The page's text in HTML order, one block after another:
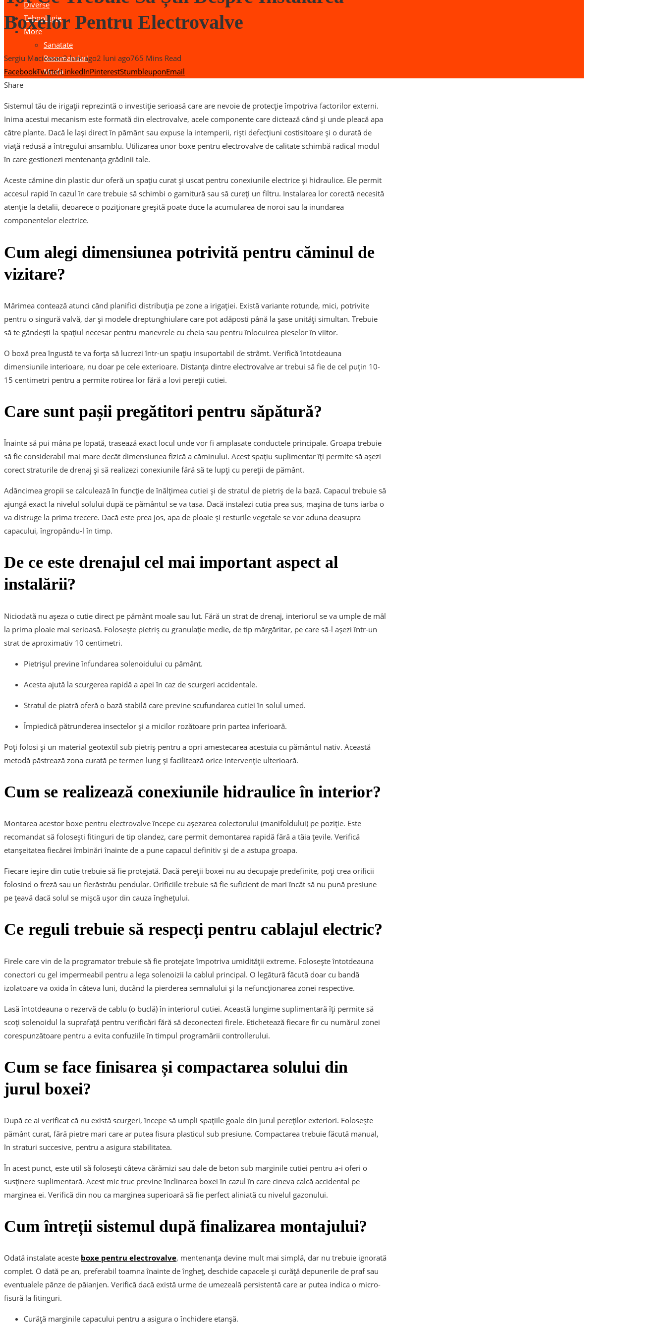
Diverse
Tehnologie
More
Sanatate
Recomandari
Moda
Boxelor Pentru Electrovalve
Sergiu Macicasan3 luni ago2 luni ago765 Mins Read
FacebookTwitterLinkedInPinterestStumbleuponEmail
Share
Sistemul tău de irigații reprezintă o investiție serioasă care are nevoie de protecție împotriva factorilor externi.
Inima acestui mecanism este formată din electrovalve, acele componente care dictează când și unde pleacă apa
către plante. Dacă le lași direct în pământ sau expuse la intemperii, riști defecțiuni costisitoare și o durată de
viață redusă a întregului ansamblu. Utilizarea unor boxe pentru electrovalve de calitate schimbă radical modul
în care gestionezi mentenanța grădinii tale.
Aceste cămine din plastic dur oferă un spațiu curat și uscat pentru conexiunile electrice și hidraulice. Ele permit
accesul rapid în cazul în care trebuie să schimbi o garnitură sau să cureți un filtru. Instalarea lor corectă necesită
atenție la detalii, deoarece o poziționare greșită poate duce la acumularea de noroi sau la inundarea
componentelor electrice.
Cum alegi dimensiunea potrivită pentru căminul de
vizitare?
Mărimea contează atunci când planifici distribuția pe zone a irigației. Există variante rotunde, mici, potrivite
pentru o singură valvă, dar și modele dreptunghiulare care pot adăposti până la șase unități simultan. Trebuie
să te gândești la spațiul necesar pentru manevrele cu cheia sau pentru înlocuirea pieselor în viitor.
O boxă prea îngustă te va forța să lucrezi într-un spațiu insuportabil de strâmt. Verifică întotdeauna
dimensiunile interioare, nu doar pe cele exterioare. Distanța dintre electrovalve ar trebui să fie de cel puțin 10-
15 centimetri pentru a permite rotirea lor fără a lovi pereții cutiei.
Care sunt pașii pregătitori pentru săpătură?
Înainte să pui mâna pe lopată, trasează exact locul unde vor fi amplasate conductele principale. Groapa trebuie
să fie considerabil mai mare decât dimensiunea fizică a căminului. Acest spațiu suplimentar îți permite să așezi
corect straturile de drenaj și să realizezi conexiunile fără să te lupți cu pereții de pământ.
Adâncimea gropii se calculează în funcție de înălțimea cutiei și de stratul de pietriș de la bază. Capacul trebuie să
ajungă exact la nivelul solului după ce pământul se va tasa. Dacă instalezi cutia prea sus, mașina de tuns iarba o
va distruge la prima trecere. Dacă este prea jos, apa de ploaie și resturile vegetale se vor aduna deasupra
capacului, îngropându-l în timp.
De ce este drenajul cel mai important aspect al
instalării?
Niciodată nu așeza o cutie direct pe pământ moale sau lut. Fără un strat de drenaj, interiorul se va umple de mâl
la prima ploaie mai serioasă. Folosește pietriș cu granulație medie, de tip mărgăritar, pe care să-l așezi într-un
strat de aproximativ 10 centimetri.
Pietrișul previne înfundarea solenoidului cu pământ.
Acesta ajută la scurgerea rapidă a apei în caz de scurgeri accidentale.
Stratul de piatră oferă o bază stabilă care previne scufundarea cutiei în solul umed.
Împiedică pătrunderea insectelor și a micilor rozătoare prin partea inferioară.
Poți folosi și un material geotextil sub pietriș pentru a opri amestecarea acestuia cu pământul nativ. Această
metodă păstrează zona curată pe termen lung și facilitează orice intervenție ulterioară.
Cum se realizează conexiunile hidraulice în interior?
Montarea acestor boxe pentru electrovalveîncepe cu așezarea colectorului (manifoldului) pe poziție. Este
recomandat să folosești fitinguri de tip olandez, care permit demontarea rapidă fără a tăia țevile. Verifică
etanșeitatea fiecărei îmbinări înainte de a pune capacul definitiv și de a astupa groapa.
Fiecare ieșire din cutie trebuie să fie protejată. Dacă pereții boxei nu au decupaje predefinite, poți crea orificii
folosind o freză sau un fierăstrău pendular. Orificiile trebuie să fie suficient de mari încât să nu pună presiune
pe țeavă dacă solul se mișcă ușor din cauza înghețului.
Ce reguli trebuie să respecți pentru cablajul electric?
Firele care vin de la programator trebuie să fie protejate împotriva umidității extreme. Folosește întotdeauna
conectori cu gel impermeabil pentru a lega solenoizii la cablul principal. O legătură făcută doar cu bandă
izolatoare va oxida în câteva luni, ducând la pierderea semnalului și la nefuncționarea zonei respective.
Lasă întotdeauna o rezervă de cablu (o buclă) în interiorul cutiei. Această lungime suplimentară îți permite să
scoți solenoidul la suprafață pentru verificări fără să deconectezi firele. Etichetează fiecare fir cu numărul zonei
corespunzătoare pentru a evita confuziile în timpul programării controllerului.
Cum se face finisarea și compactarea solului din
jurul boxei?
După ce ai verificat că nu există scurgeri, începe să umpli spațiile goale din jurul pereților exteriori. Folosește
pământ curat, fără pietre mari care ar putea fisura plasticul sub presiune. Compactarea trebuie făcută manual,
în straturi succesive, pentru a asigura stabilitatea.
În acest punct, este util să folosești câteva cărămizi sau dale de beton sub marginile cutiei pentru a-i oferi o
susținere suplimentară. Acest mic truc previne înclinarea boxei în cazul în care cineva calcă accidental pe
marginea ei. Verifică din nou ca marginea superioară să fie perfect aliniată cu nivelul gazonului.
Cum întreții sistemul după finalizarea montajului?
Odată instalate aceste boxe pentru electrovalve, mentenanța devine mult mai simplă, dar nu trebuie ignorată
complet. O dată pe an, preferabil toamna înainte de îngheț, deschide capacele și curăță depunerile de praf sau
eventualele pânze de păianjen. Verifică dacă există urme de umezeală persistentă care ar putea indica o micro-
fisură la fitinguri.
Curăță marginile capacului pentru a asigura o închidere etanșă.